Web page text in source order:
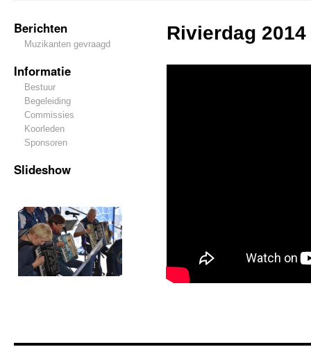
Berichten
Muzikanten gevraagd
Informatie
Bestuur
Begeleiding
Commissies
Koorleden
Sponsoren
Slideshow
Rivierdag 2014